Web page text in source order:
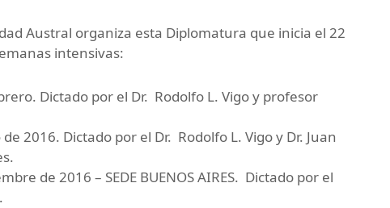
Austral organiza esta Diplomatura que inicia el 22
intensivas:
Dictado por el Dr. Rodolfo L. Vigo y profesor
2016. Dictado por el Dr. Rodolfo L. Vigo y Dr. Juan
de 2016 – SEDE BUENOS AIRES. Dictado por el